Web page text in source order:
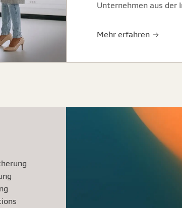
Unternehmen aus der
Mehr erfahren